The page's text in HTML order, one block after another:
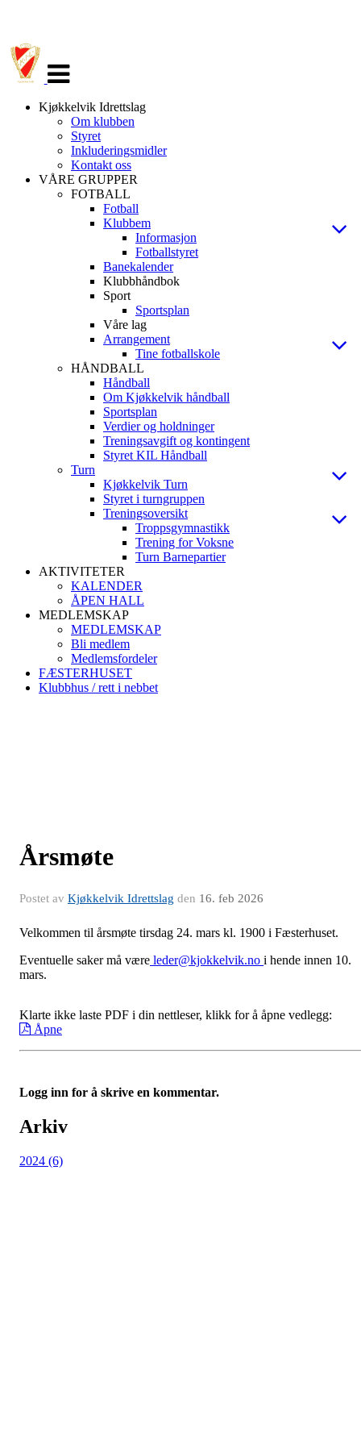
navigasjon
Kjøkkelvik Idrettslag
Om klubben
Styret
Inkluderingsmidler
Kontakt oss
VÅRE GRUPPER
FOTBALL
Fotball
Klubbem
Informasjon
Fotballstyret
Banekalender
Klubbhåndbok
Sport
Sportsplan
Våre lag
Arrangement
Tine fotballskole
HÅNDBALL
Håndball
Om Kjøkkelvik håndball
Sportsplan
Verdier og holdninger
Treningsavgift og kontingent
Styret KIL Håndball
Turn
Kjøkkelvik Turn
Styret i turngruppen
Treningsoversikt
Troppsgymnastikk
Trening for Voksne
Turn Barnepartier
AKTIVITETER
KALENDER
ÅPEN HALL
MEDLEMSKAP
MEDLEMSKAP
Bli medlem
Medlemsfordeler
FÆSTERHUSET
Klubbhus / rett i nebbet
Årsmøte
Postet av Kjøkkelvik Idrettslag den 16. feb 2026
Velkommen til årsmøte tirsdag 24. mars kl. 1900 i Fæsterhuset.
Eventuelle saker må være leder@kjokkelvik.no i hende innen 10.
mars.
Klarte ikke laste PDF i din nettleser, klikk for å åpne vedlegg:
Åpne
Logg inn for å skrive en kommentar.
Arkiv
2024 (6)